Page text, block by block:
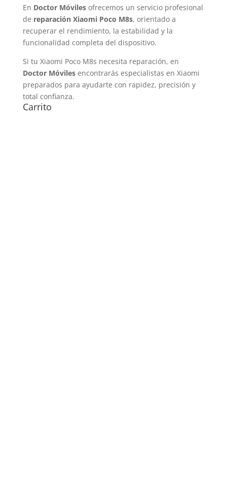
En Doctor Móvilesofrecemos un servicio profesional
de reparación Xiaomi Poco M8s, orientado a
recuperar el rendimiento, la estabilidad y la
funcionalidad completa del dispositivo.
Si tu Xiaomi Poco M8s necesita reparación, en
Doctor Móvilesencontrarás especialistas en Xiaomi
preparados para ayudarte con rapidez, precisión y
total confianza.
Carrito